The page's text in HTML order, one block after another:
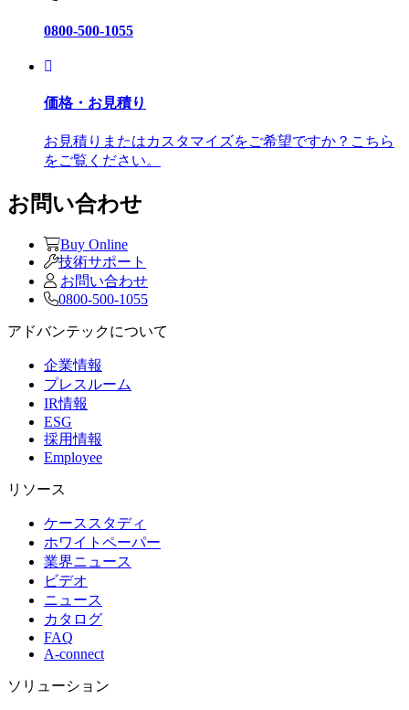
0800-500-1055
価格・お見積り
お見積りまたはカスタマイズをご希望ですか？こちら
をご覧ください。
お問い合わせ
Buy Online
技術サポート
お問い合わせ
0800-500-1055
アドバンテックについて
企業情報
プレスルーム
IR情報
ESG
採用情報
Employee
リソース
ケーススタディ
ホワイトペーパー
業界ニュース
ビデオ
ニュース
カタログ
FAQ
A-connect
ソリューション